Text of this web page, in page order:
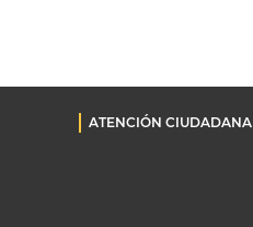
ATENCIÓN CIUDADANA